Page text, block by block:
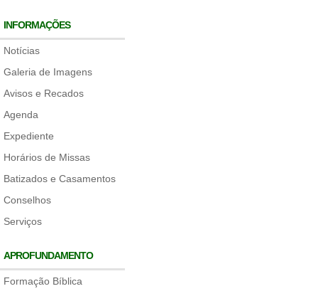
INFORMAÇÕES
Notícias
Galeria de Imagens
Avisos e Recados
Agenda
Expediente
Horários de Missas
Batizados e Casamentos
Conselhos
Serviços
APROFUNDAMENTO
Formação Bíblica